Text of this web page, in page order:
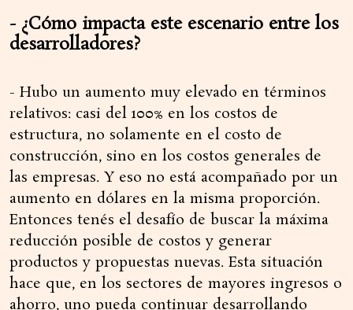
- ¿Cómo impacta este escenario entre los
desarrolladores?
- Hubo un aumento muy elevado en términos
relativos: casi del 100% en los costos de
estructura, no solamente en el costo de
construcción, sino en los costos generales de
las empresas. Y eso no está acompañado por un
aumento en dólares en la misma proporción.
Entonces tenés el desafío de buscar la máxima
reducción posible de costos y generar
productos y propuestas nuevas. Esta situación
hace que, en los sectores de mayores ingresos o
ahorro, uno pueda continuar desarrollando